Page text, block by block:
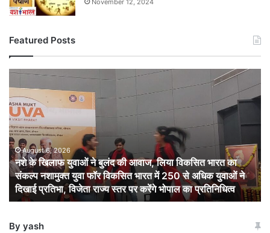
November 12, 2024
Featured Posts
नशे
के
खिलाफ
युवाओं
ने
बुलंद
की
आवाज,
लिया
विकसित
भारत
संकल्प
August 6, 2026
नशे के खिलाफ युवाओं ने बुलंद की आवाज, लिया विकसित भारत का
संकल्प नशामुक्त युवा फॉर विकसित भारत में 250 से अधिक युवाओं ने
दिखाई प्रतिभा, विजेता राज्य स्तर पर करेंगे भोपाल का प्रतिनिधित्व
By yash